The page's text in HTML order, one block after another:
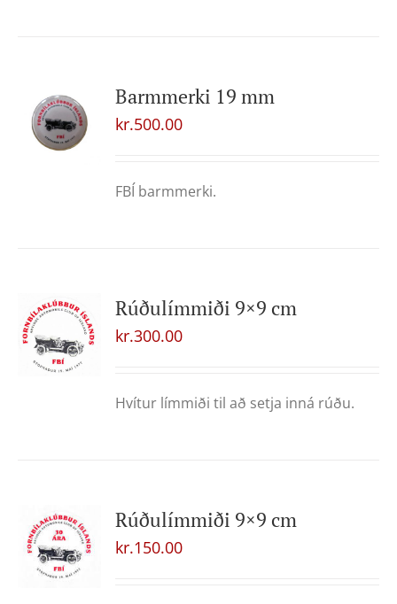
Barmmerki 19 mm
kr.500.00
FBÍ barmmerki.
Rúðulímmiði 9×9 cm
kr.300.00
Hvítur límmiði til að setja inná rúðu.
Rúðulímmiði 9×9 cm
kr.150.00